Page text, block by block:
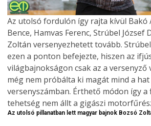
Az utolsó fordulón így rajta kívül Bakó
Bence, Hamvas Ferenc, Strúbel József
Zoltán versenyezhetett tovább.
ezen a ponton befejezte, hiszen az
világbajnokságon csak az a versenyző
még nem próbálta ki magát mind a hat
versenyszámban. Érthető módon így a
tehetség nem állt a gigászi
Az utolsó pillanatban lett magyar bajnok Bozsó